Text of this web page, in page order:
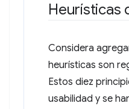
Heurísticas
Considera
heurísticas son
Estos diez
usabilidad y se